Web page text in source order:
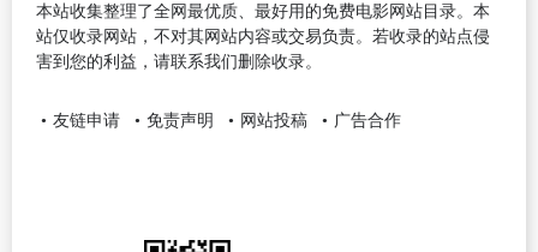
本站收集整理了全网最优质、最好用的免费电影网站目录。本
站仅收录网站，不对其网站内容或交易负责。若收录的站点侵
害到您的利益，请联系我们删除收录。
友链申请 免责声明 网站投稿 广告合作